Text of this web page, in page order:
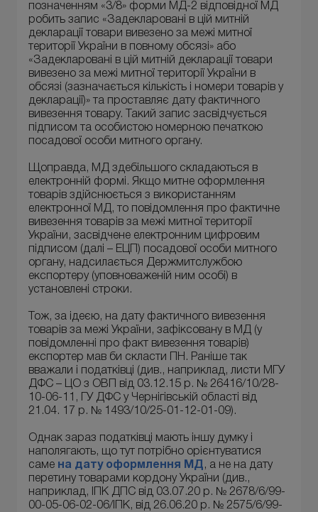
позначенням «3/8» форми МД-2 відповідної МД
робить запис «Задекларовані в цій митній
декларації товари вивезено за межі митної
території України в повному обсязі» або
«Задекларовані в цій митній декларації товари
вивезено за межі митної території України в
обсязі (зазначається кількість і номери товарів у
декларації)» та проставляє дату фактичного
вивезення товару. Такий запис засвідчується
підписом та особистою номерною печаткою
посадової особи митного органу.
Щоправда, МД здебільшого складаються в
електронній формі. Якщо митне оформлення
товарів здійснюється з використанням
електронної МД, то повідомлення про фактичне
вивезення товарів за межі митної території
України, засвідчене електронним цифровим
підписом (далі – ЕЦП) посадової особи митного
органу, надсилається Держмитслужбою
експортеру (уповноваженій ним особі) в
установлені строки.
Тож, за ідеєю, на дату фактичного вивезення
товарів за межі України, зафіксовану в МД (у
повідомленні про факт вивезення товарів)
експортер мав би скласти ПН. Раніше так
вважали і податківці (див., наприклад, листи МГУ
ДФС – ЦО з ОВП від 03.12.15 р. № 26416/10/28-
10-06-11, ГУ ДФС у Чернігівській області від
21.04. 17 р. № 1493/10/25-01-12-01-09).
Однак зараз податківці мають іншу думку і
наполягають, що тут потрібно орієнтуватися
саме на дату оформлення МД , а не на дату
перетину товарами кордону України (див.,
наприклад, ІПК ДПС від 03.07.20 р. № 2678/6/99-
00-05-06-02-06/ІПК, від 26.06.20 р. № 2575/6/99-